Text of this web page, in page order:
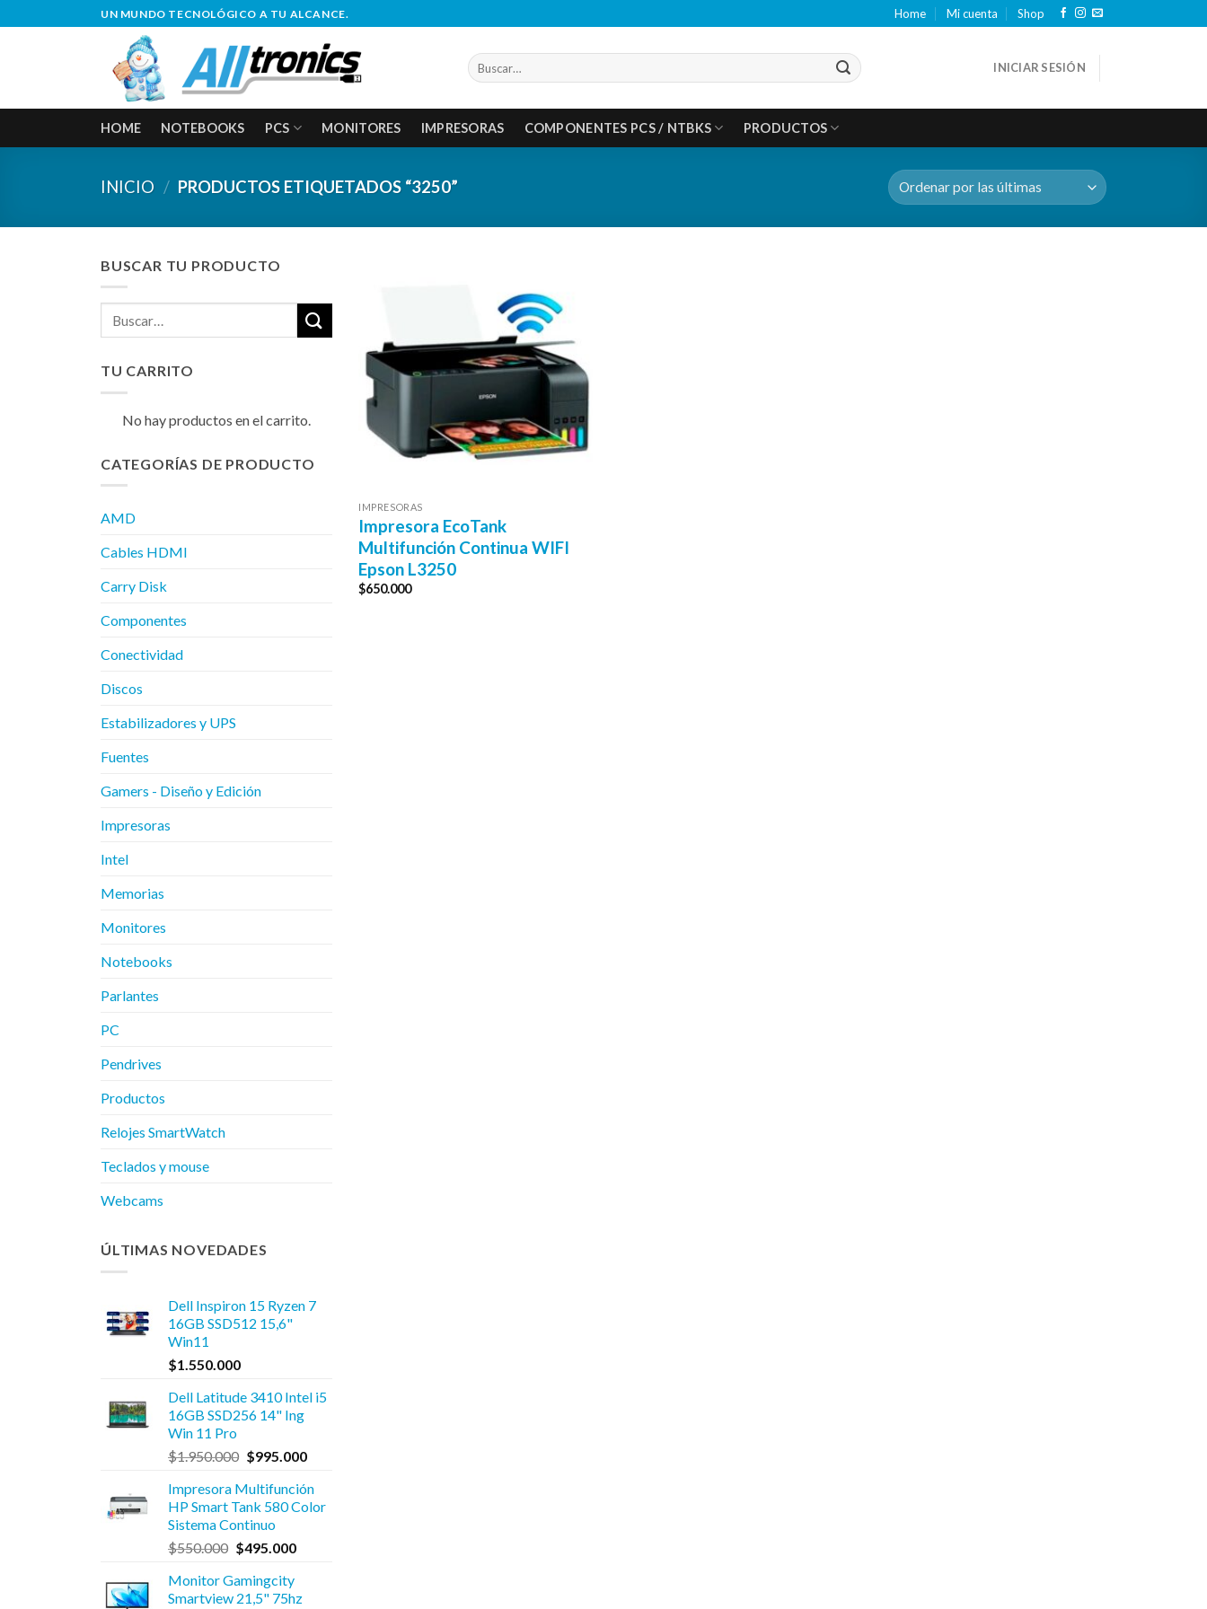
al
UN MUNDO TECNOLÓGICO A TU ALCANCE. Home Mi cuenta Shop
Buscar
por:
INICIAR SESIÓN
HOME NOTEBOOKS PCS MONITORES IMPRESORAS COMPONENTES PCS / NTBKS PRODUCTOS
INICIO / PRODUCTOS ETIQUETADOS “3250”
BUSCAR TU PRODUCTO
Buscar
por:
TU CARRITO
No hay productos en el carrito.
CATEGORÍAS DE PRODUCTO
AMD
Cables HDMI
Carry Disk
Componentes
Conectividad
Discos
Estabilizadores y UPS
Fuentes
Gamers - Diseño y Edición
Impresoras
Intel
Memorias
Monitores
Notebooks
Parlantes
PC
Pendrives
Productos
Relojes SmartWatch
Teclados y mouse
Webcams
ÚLTIMAS NOVEDADES
Dell Inspiron 15 Ryzen 7
16GB SSD512 15,6"
Win11
$1.550.000
Dell Latitude 3410 Intel i5
16GB SSD256 14" Ing
Win 11 Pro
$1.950.000 El
original
era:
$1.950.000.
$995.000El
actual
es:
Impresora Multifunción
HP Smart Tank 580 Color
Sistema Continuo
$550.000 El
original
era:
$495.000El
es:
Monitor Gamingcity
Smartview 21,5" 75hz
IMPRESORAS
Impresora EcoTank
Multifunción Continua WIFI
Epson L3250
$650.000